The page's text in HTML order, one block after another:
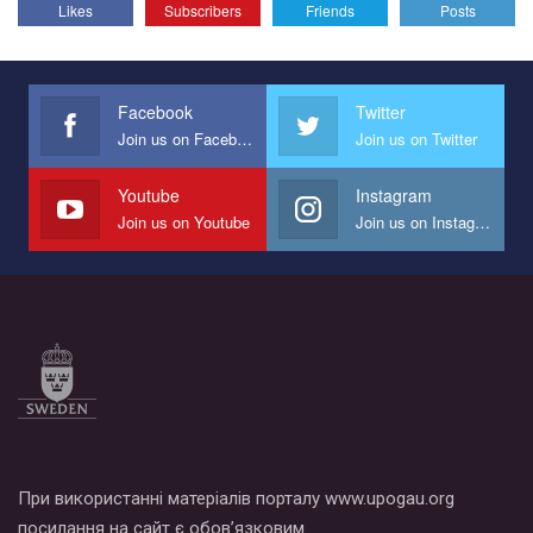
Likes Subscribers Friends Posts
Facebook
Join us on Facebook
Twitter
Join us on Twitter
Youtube
Join us on Youtube
Instagram
Join us on Instagram
При використанні матеріалів порталу www.upogau.org
посилання на сайт є обов’язковим.